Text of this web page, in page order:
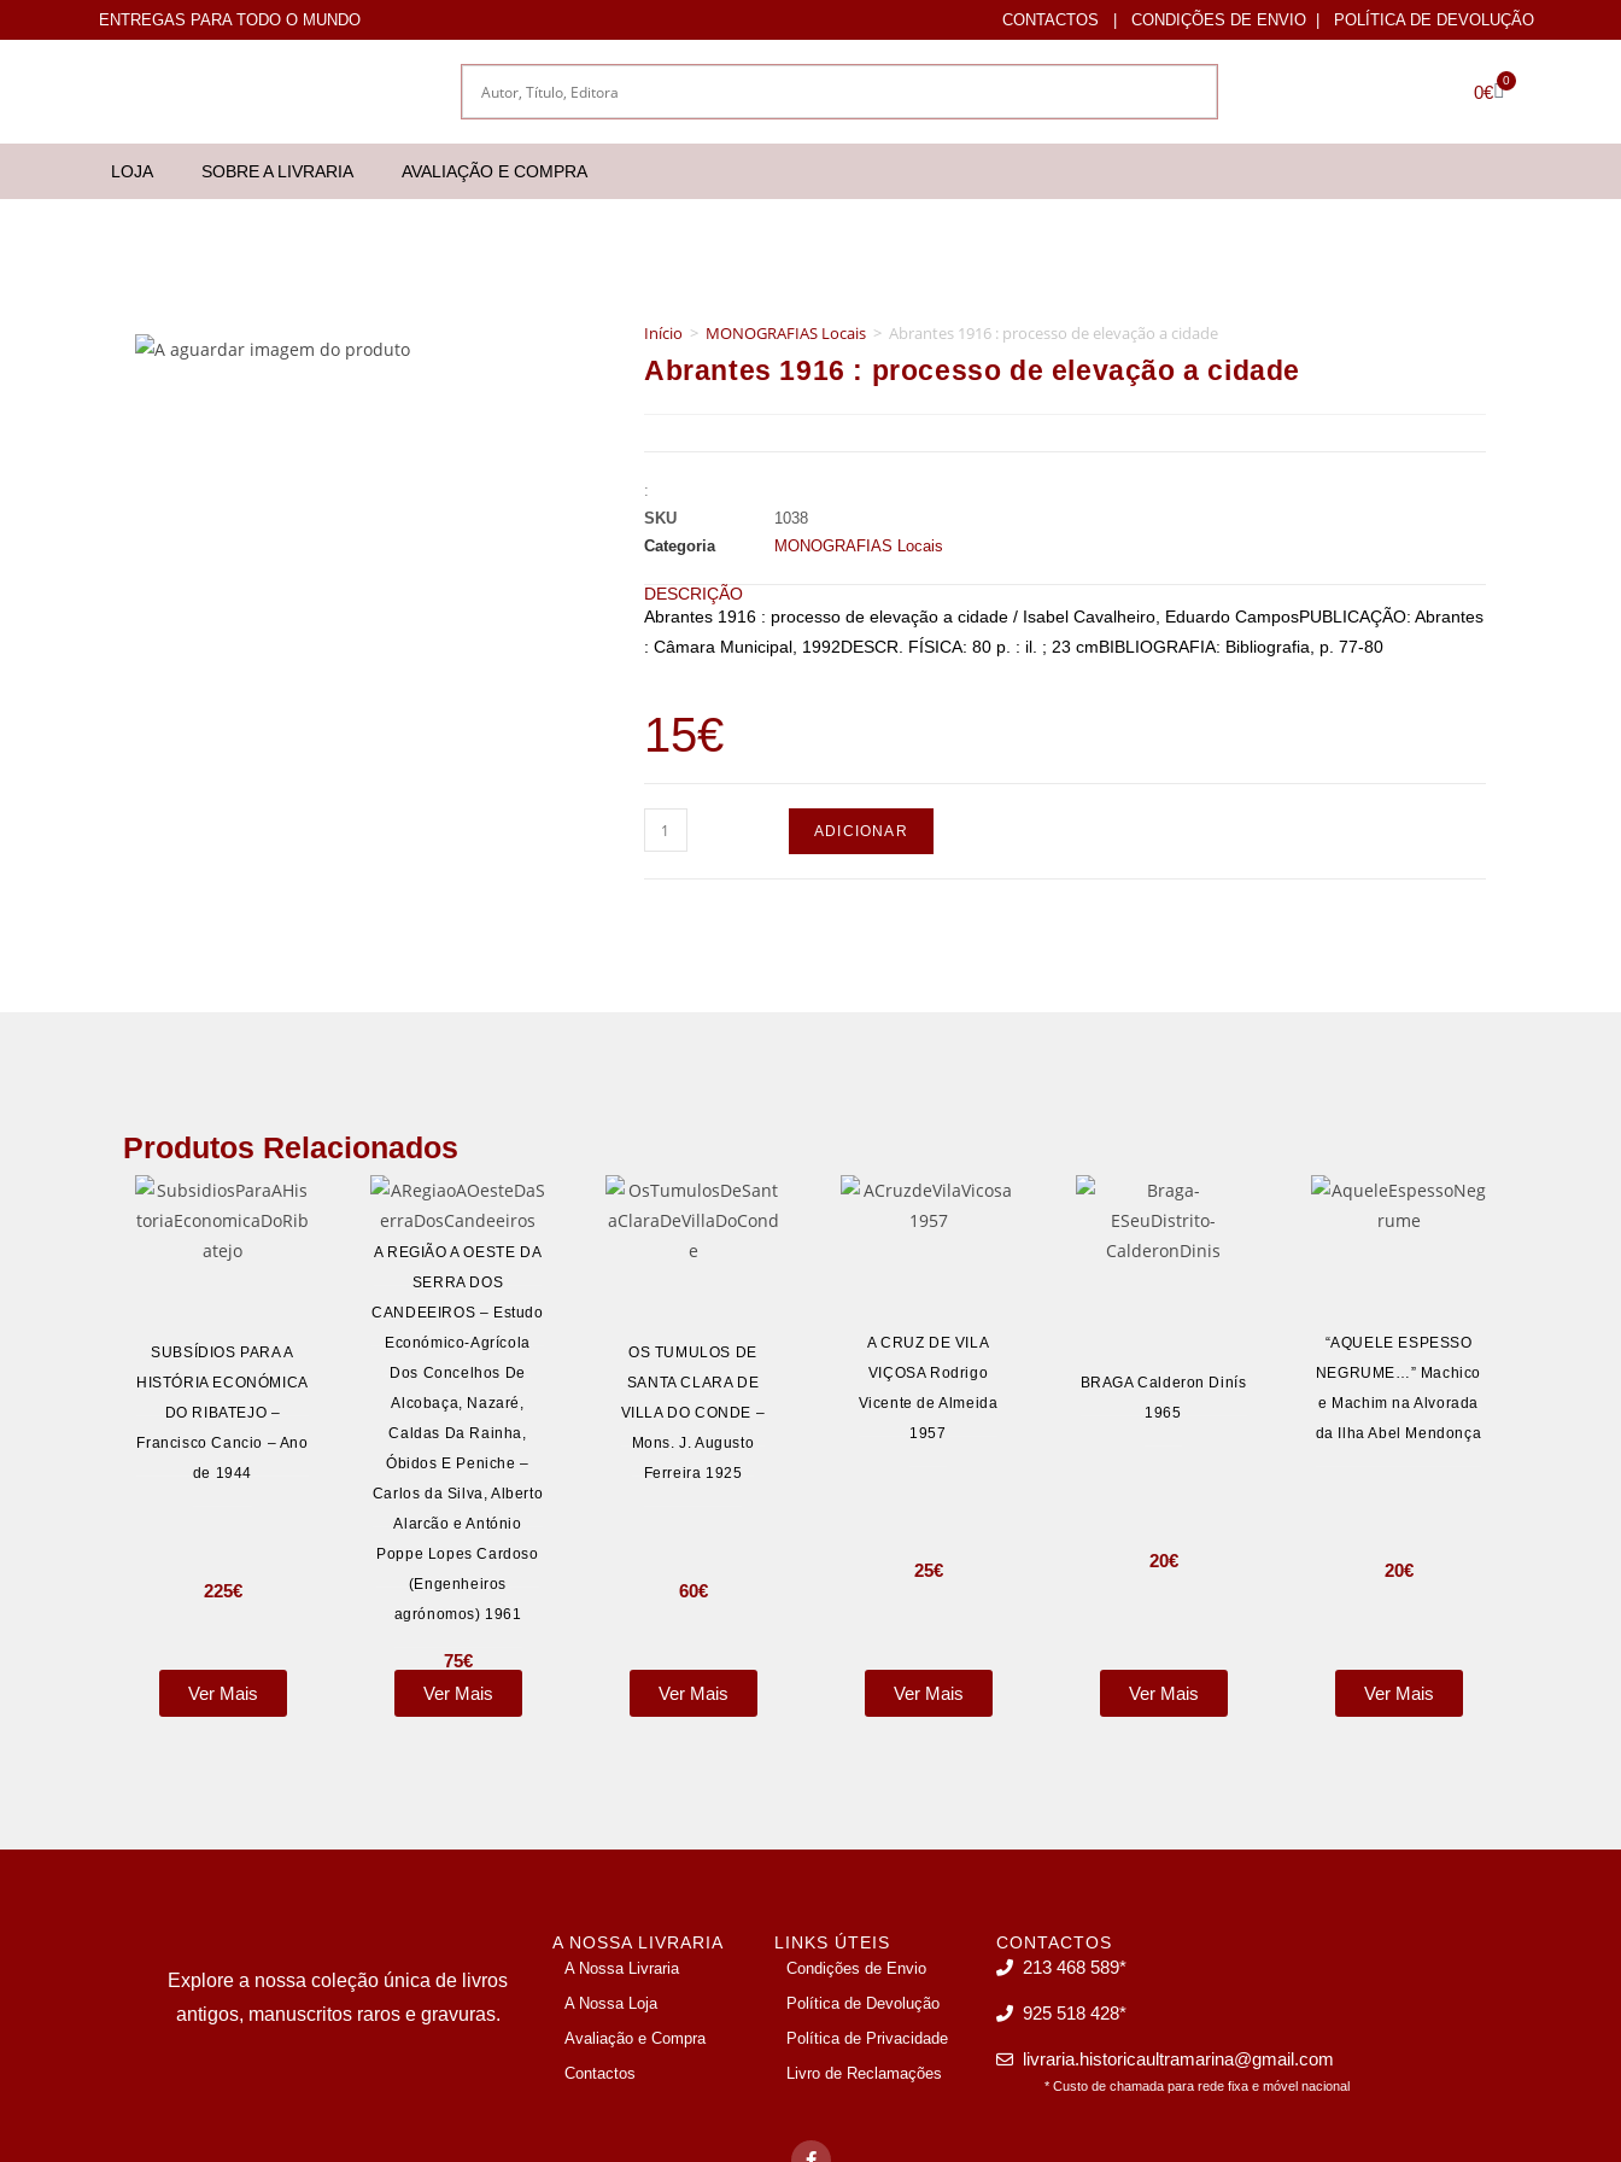
ENTREGAS PARA TODO O MUNDO CONTACTOS | CONDIÇÕES DE ENVIO | POLÍTICA DE DEVOLUÇÃO
0€
0
LOJA SOBRE A LIVRARIA AVALIAÇÃO E COMPRA
Início > MONOGRAFIAS Locais > Abrantes 1916 : processo de elevação a cidade
Abrantes 1916 : processo de elevação a cidade
:
SKU
1038
Categoria
MONOGRAFIAS Locais
DESCRIÇÃO
Abrantes 1916 : processo de elevação a cidade / Isabel Cavalheiro, Eduardo CamposPUBLICAÇÃO: Abrantes
: Câmara Municipal, 1992DESCR. FÍSICA: 80 p. : il. ; 23 cmBIBLIOGRAFIA: Bibliografia, p. 77-80
15€
ADICIONAR
Produtos Relacionados
SUBSÍDIOS PARA A
HISTÓRIA ECONÓMICA
DO RIBATEJO –
Francisco Cancio – Ano
de 1944
225€
Ver Mais
A REGIÃO A OESTE DA
SERRA DOS
CANDEEIROS – Estudo
Económico-Agrícola
Dos Concelhos De
Alcobaça, Nazaré,
Caldas Da Rainha,
Óbidos E Peniche –
Carlos da Silva, Alberto
Alarcão e António
Poppe Lopes Cardoso
(Engenheiros
agrónomos) 1961
75€
Ver Mais
OS TUMULOS DE
SANTA CLARA DE
VILLA DO CONDE –
Mons. J. Augusto
Ferreira 1925
60€
Ver Mais
A CRUZ DE VILA
VIÇOSA Rodrigo
Vicente de Almeida
1957
25€
Ver Mais
BRAGA Calderon Dinís
1965
20€
Ver Mais
“AQUELE ESPESSO
NEGRUME…” Machico
e Machim na Alvorada
da Ilha Abel Mendonça
20€
Ver Mais
Explore a nossa coleção única de livros
antigos, manuscritos raros e gravuras.
A NOSSA LIVRARIA
A Nossa Livraria
A Nossa Loja
Avaliação e Compra
Contactos
LINKS ÚTEIS
Condições de Envio
Política de Devolução
Política de Privacidade
Livro de Reclamações
CONTACTOS
213 468 589*
925 518 428*
livraria.historicaultramarina@gmail.com
* Custo de chamada para rede fixa e móvel nacional